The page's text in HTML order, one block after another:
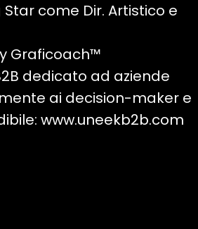
come Dir. Artistico e
Graficoach™️
dedicato ad aziende
ai decision-maker e
www.uneekb2b.com